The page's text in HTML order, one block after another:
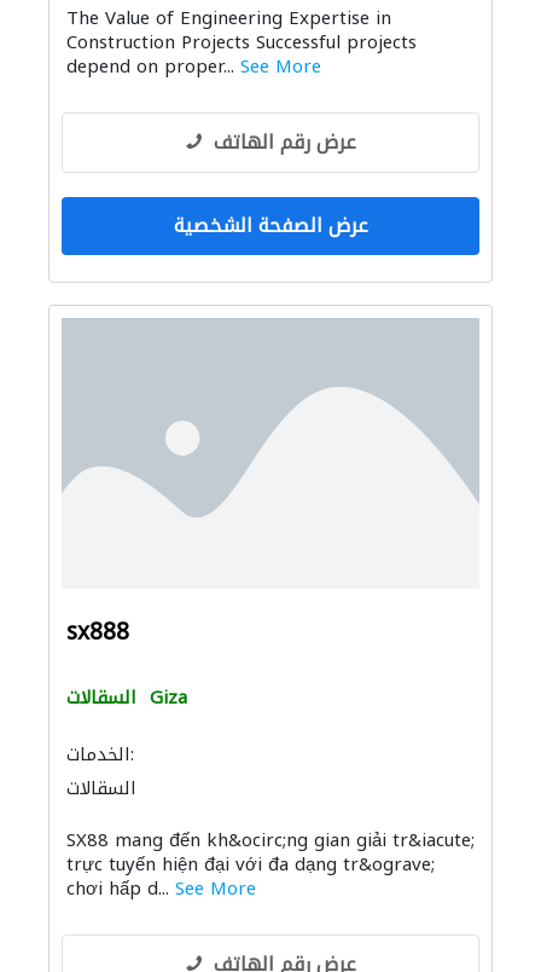
The Value of Engineering Expertise in
Construction Projects Successful projects
depend on proper... See More
عرض رقم الهاتف
عرض الصفحة الشخصية
sx888
السقالات Giza
الخدمات:
السقالات
SX88 mang đến kh&ocirc;ng gian giải tr&iacute;
trực tuyến hiện đại với đa dạng tr&ograve;
chơi hấp d... See More
عرض رقم الهاتف